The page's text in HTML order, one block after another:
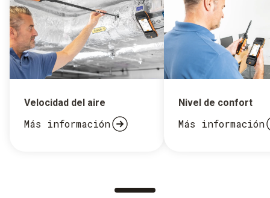
Velocidad del aire
Más información
Nivel de confort
Más información